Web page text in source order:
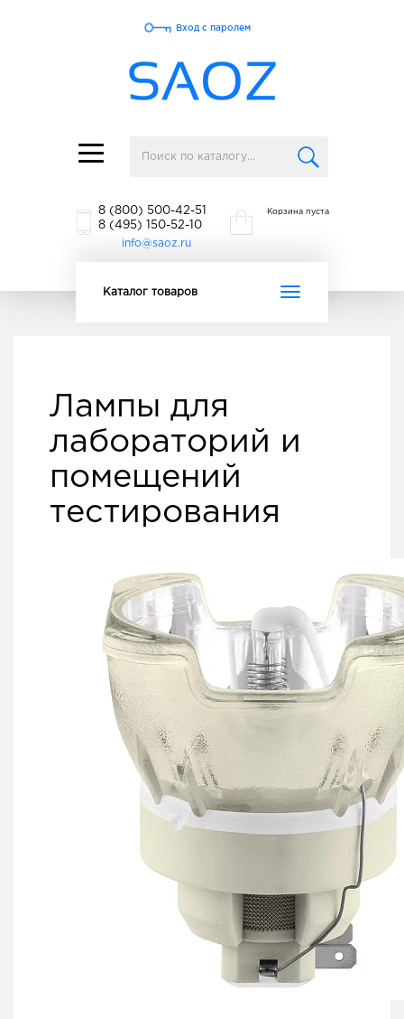
Toggle
navigation
Вход с паролем
8 (800) 500-42-51
8 (495) 150-52-10
info@saoz.ru
Корзина пуста
Toggle
Каталог товаров
Лампы для
лабораторий и
помещений
тестирования